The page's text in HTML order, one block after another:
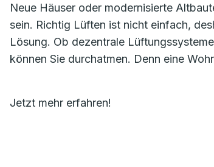
Neue Häuser oder modernisierte
sein. Richtig Lüften ist nicht einfach,
Lösung. Ob dezentrale
können Sie durchatmen. Denn eine
Jetzt mehr erfahren!